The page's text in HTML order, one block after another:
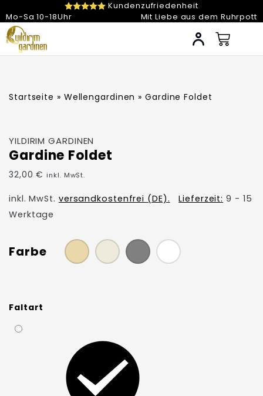
Kundenzufriedenheit
Mo-Sa 10-18Uhr
Mit Liebe aus dem Ruhrpott
Startseite » Wellengardinen » Gardine Foldet
YILDIRIM GARDINEN
Gardine Foldet
32,00€ inkl. MwSt.
inkl. MwSt. versandkostenfrei (DE). Lieferzeit: 9 - 15
Werktage
Farbe
Faltart